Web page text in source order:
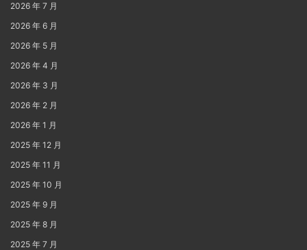
2026 年 7 月
2026 年 6 月
2026 年 5 月
2026 年 4 月
2026 年 3 月
2026 年 2 月
2026 年 1 月
2025 年 12 月
2025 年 11 月
2025 年 10 月
2025 年 9 月
2025 年 8 月
2025 年 7 月